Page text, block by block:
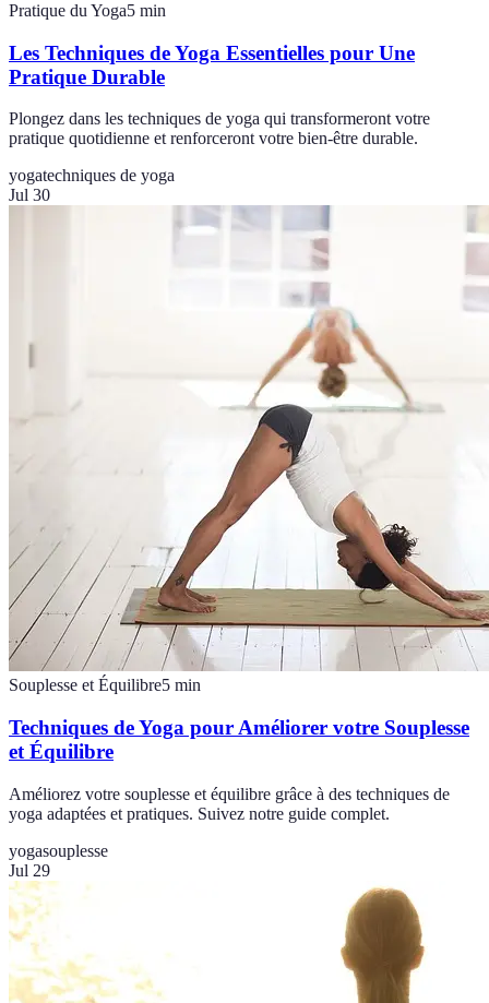
Pratique du Yoga5 min
Les Techniques de Yoga Essentielles pour Une
Pratique Durable
Plongez dans les techniques de yoga qui transformeront votre
pratique quotidienne et renforceront votre bien-être durable.
yogatechniques de yoga
Jul 30
Souplesse et Équilibre5 min
Techniques de Yoga pour Améliorer votre Souplesse
et Équilibre
Améliorez votre souplesse et équilibre grâce à des techniques de
yoga adaptées et pratiques. Suivez notre guide complet.
yogasouplesse
Jul 29